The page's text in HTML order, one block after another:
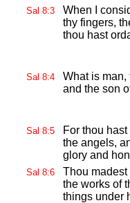
Sal 8:3
When I
thy fingers,
thou hast
Sal 8:4
What is man,
and the son
Sal 8:5
For thou
the angels,
glory and
Sal 8:6
Thou
the works of
things under